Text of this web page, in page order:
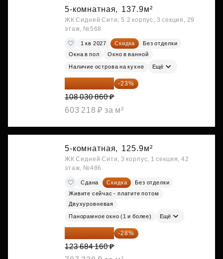
5-комнатная, 137.9м²
ЖК Сидней Сити, 5.2 корпус, 3 секция, 29
этаж, №568
1 кв 2027 Скидка
Без отделки
Окна в пол
Окно в ванной
Наличие острова на кухне Ещё
83 183 762 ₽ -23%
108 030 860 ₽
603 218 ₽ за м²
5-комнатная, 125.9м²
ЖК Сидней Сити, 3 корпус, 1 секция, 42
этаж, №486
Сдана Скидка
Без отделки
Живите сейчас - платите потом
Двухуровневая
Панорамное окно (1 и более) Ещё
89 052 595 ₽ -28%
123 684 160 ₽